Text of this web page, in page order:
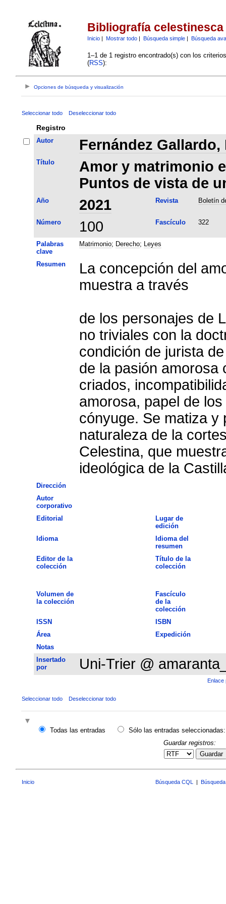
Bibliografía celestinesca
Inicio| Mostrar todo| Búsqueda simple| Búsqueda
1–1 de 1 registro encontrado(s) con los
(RSS):
Opciones de búsqueda y visualización
Seleccionar todo Deseleccionar todo
Registro
Autor Fernández Gallardo,
Título
Amor y matrimonio
Puntos de vista de
Año 2021 Revista Boletín
Número 100 Fascículo 322
Palabras
clave
Matrimonio; Derecho; Leyes
Resumen
La concepción del
muestra a través
de los personajes de
no triviales con la
condición de jurista
de la pasión amorosa
criados,
amorosa, papel de
cónyuge. Se matiza y
naturaleza de la
Celestina, que
ideológica de la
Dirección
Autor
corporativo
Editorial
Lugar de
edición
Idioma
Idioma del
resumen
Editor de la
colección
Título de la
colección
Volumen de
la colección
Fascículo
de la
colección
ISSN
ISBN
Área
Expedición
Notas
Insertado
por
Uni-Trier @
Enlace
Seleccionar todo Deseleccionar todo
Todas las entradas
Sólo las entradas seleccionadas:
Guardar registros:
Guardar
Inicio Búsqueda CQL